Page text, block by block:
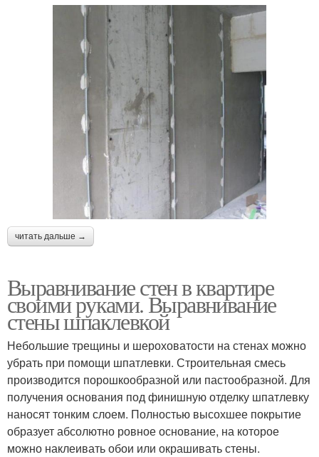
читать дальше →
Выравнивание стен в квартире
своими руками. Выравнивание
стены шпаклевкой
Небольшие трещины и шероховатости на стенах можно
убрать при помощи шпатлевки. Строительная смесь
производится порошкообразной или пастообразной. Для
получения основания под финишную отделку шпатлевку
наносят тонким слоем. Полностью высохшее покрытие
образует абсолютно ровное основание, на которое
можно наклеивать обои или окрашивать стены.